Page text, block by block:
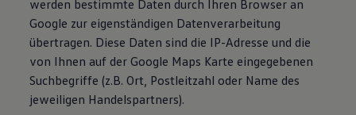
werden bestimmte Daten durch Ihren Browser an
Google zur eigenständigen Datenverarbeitung
übertragen. Diese Daten sind die IP-Adresse und die
von Ihnen auf der Google Maps Karte eingegebenen
Suchbegriffe (z.B. Ort, Postleitzahl oder Name des
jeweiligen Handelspartners).